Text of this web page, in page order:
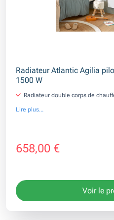
Radiateur Atlantic Agilia
1500 W
Radiateur double corps de
Lire plus...
658,00 €
Voir le